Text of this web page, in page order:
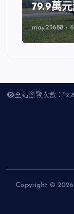
79.9萬
may23688
全站瀏覽次數：
Copyright © 2026